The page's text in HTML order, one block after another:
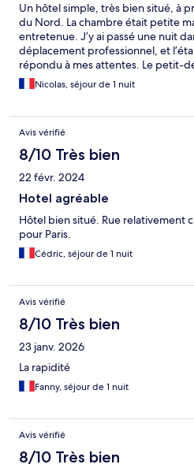
Un hôtel simple, très bien situé, à
du Nord. La chambre était petite
entretenue. J’y ai passé une nuit
déplacement professionnel, et
répondu à mes attentes. Le petit-
correct, complet et varié, avec tout
Nicolas, séjour de 1 nuit
Avis vérifié
8/10 Très bien
22 févr. 2024
Hotel agréable
Hôtel bien situé. Rue relativement
pour Paris.
Cédric, séjour de 1 nuit
Avis vérifié
8/10 Très bien
23 janv. 2026
La rapidité
Fanny, séjour de 1 nuit
Avis vérifié
8/10 Très bien